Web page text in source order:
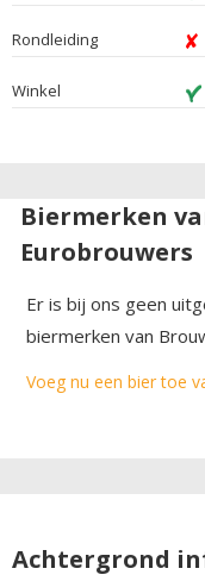
Rondleiding
Winkel
Biermerken
Eurobrouwers
Er is bij ons geen
biermerken van
Voeg nu een bier toe
Achtergrond